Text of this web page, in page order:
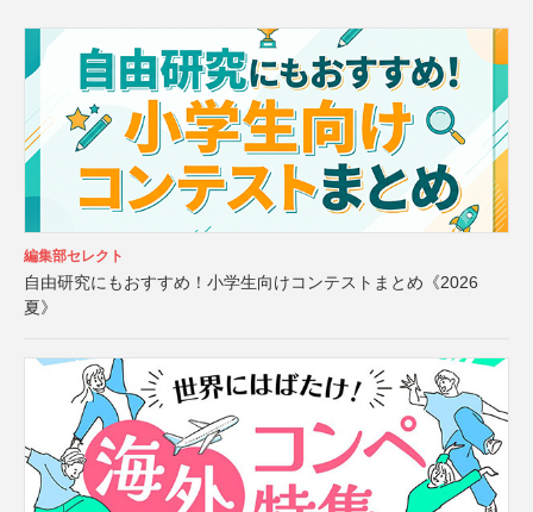
編集部セレクト
自由研究にもおすすめ！小学生向けコンテストまとめ《2026
夏》